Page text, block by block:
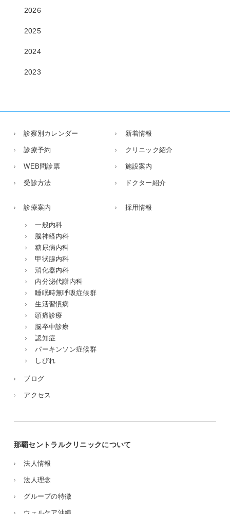
2026
2025
2024
2023
診察別カレンダー
診療予約
WEB問診票
受診方法
新着情報
クリニック紹介
施設案内
ドクター紹介
診療案内
一般内科
脳神経内科
糖尿病内科
甲状腺内科
消化器内科
内分泌代謝内科
睡眠時無呼吸症候群
生活習慣病
頭痛診療
脳卒中診療
認知症
パーキンソン症候群
しびれ
ブログ
アクセス
採用情報
那覇セントラルクリニックについて
法人情報
法人理念
グループの特徴